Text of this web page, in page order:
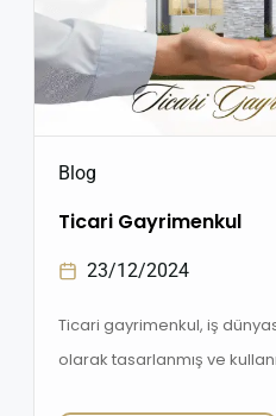
Blog
Ticari Gayrimenkul
23/12/2024
Ticari gayrimenkul, iş
olarak tasarlanmış ve